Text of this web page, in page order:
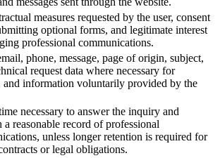
measures requested by the user, consent
optional forms, and legitimate interest
professional communications.
phone, message, page of origin, subject,
request data where necessary for
and information voluntarily provided by the
necessary to answer the inquiry and
a reasonable record of professional
unless longer retention is required for
or legal obligations.